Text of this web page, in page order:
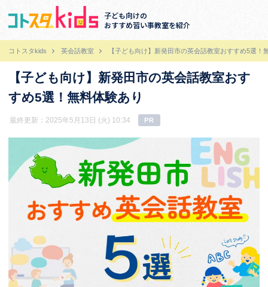
子ども向けの
おすすめ習い事教室を紹介
コトスタkids 英会話教室 【子ども向け】新発田市の英会話教室おすすめ5選！
【子ども向け】新発田市の英会話教室おす
すめ5選！無料体験あり
最終更新：2025年5月13日 (火) 10:34 PR